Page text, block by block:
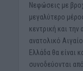
Νεφώσεις με
μεγαλύτερο
κεντρική και
ανατολικό
Ελλάδα θα είναι
συνοδεύονται